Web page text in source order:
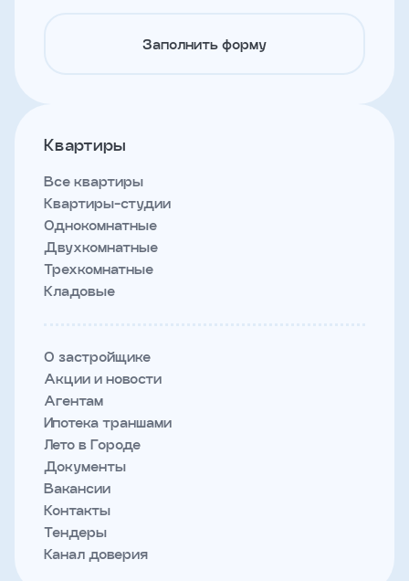
Заполнить форму
Квартиры
Все квартиры
Квартиры-студии
Однокомнатные
Двухкомнатные
Трехкомнатные
Кладовые
О застройщике
Акции и новости
Агентам
Ипотека траншами
Лето в Городе
Документы
Вакансии
Контакты
Тендеры
Канал доверия